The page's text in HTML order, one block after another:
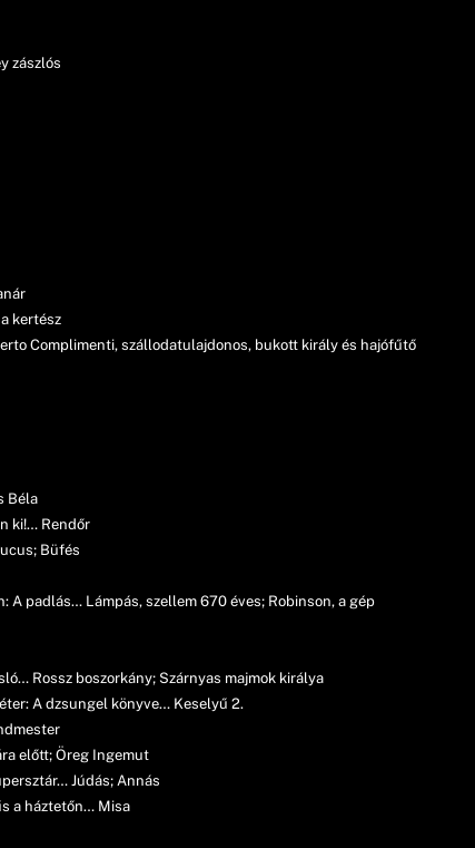
zászlós
kertész
Complimenti, szállodatulajdonos, bukott király és hajófűtő
Béla
ki!… Rendőr
Büfés
A padlás… Lámpás, szellem 670 éves; Robinson, a gép
Rossz boszorkány; Szárnyas majmok királya
A dzsungel könyve… Keselyű 2.
előtt; Öreg Ingemut
Júdás; Annás
a háztetőn… Misa